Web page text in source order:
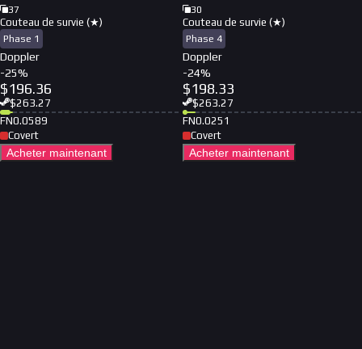
37
Couteau de survie (★)
Phase 1
Doppler
-25%
$196.36
$263.27
FN0.0589
Covert
Acheter maintenant
30
Couteau de survie (★)
Phase 4
Doppler
-24%
$198.33
$263.27
FN0.0251
Covert
Acheter maintenant